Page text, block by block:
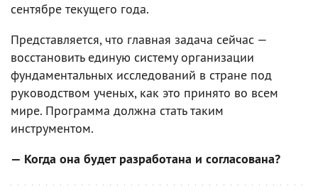
сентябре текущего года.
Представляется, что главная задача сейчас —
восстановить единую систему организации
фундаментальных исследований в стране под
руководством ученых, как это принято во всем
мире. Программа должна стать таким
инструментом.
— Когда она будет разработана и согласована?